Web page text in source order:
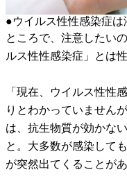
●ウイルス性性感染症
ところで、注意したい
ルス性性感染症」とは
「現在、ウイルス性性
りとわかっていません
は、抗生物質が効かな
と。大多数が感染して
が突然出てくることがあ